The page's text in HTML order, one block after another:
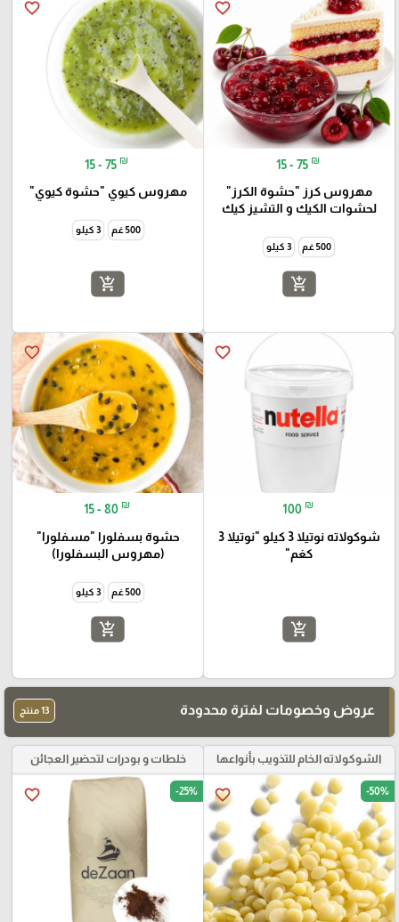
favorite_border
15 - 75 ₪
مهروس كرز "حشوة الكرز"
لحشوات الكيك و التشيز كيك
500 غم 3 كيلو
add_shopping_cart
favorite_border
15 - 75 ₪
مهروس كيوي "حشوة كيوي"
500 غم 3 كيلو
add_shopping_cart
favorite_border
100 ₪
شوكولاته نوتيلا 3 كيلو "نوتيلا 3
كغم"
add_shopping_cart
favorite_border
15 - 80 ₪
حشوة بسفلورا "مسفلورا"
(مهروس البسفلورا)
500 غم 3 كيلو
add_shopping_cart
عروض وخصومات لفترة محدودة 13 منتج
الشوكولاته الخام للتذويب بأنواعها
favorite_border -50%
خلطات و بودرات لتحضير العجائن
favorite_border -25%